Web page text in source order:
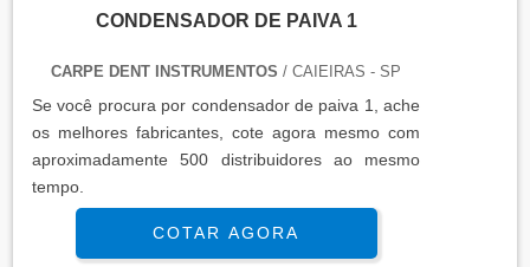
CONDENSADOR DE PAIVA 1
CARPE DENT INSTRUMENTOS / CAIEIRAS - SP
Se você procura por condensador de paiva 1, ache
os melhores fabricantes, cote agora mesmo com
aproximadamente 500 distribuidores ao mesmo
tempo.
COTAR AGORA